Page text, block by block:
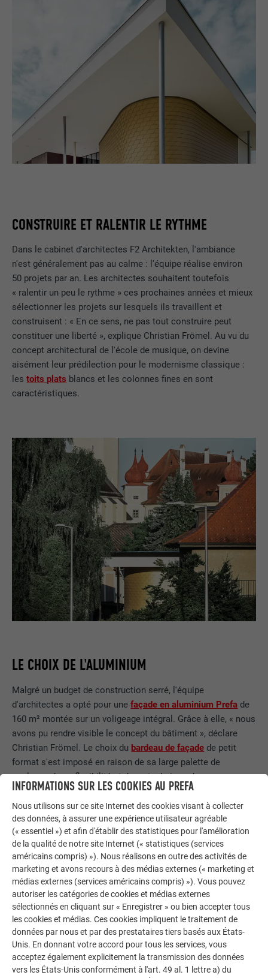
CONSTRUIRE ET RALENTIR LE RYTHME
Dans le cabinet d'architectes F2 Architekten, l'ambiance
n'est généralement pas au calme : l'équipe réalise environ
50 projets par an. Les architectes souhaitent toutefois
« ralentir un peu le rythme » ces prochaines années et mieux
sélectionner les projets sur lesquels ils travaillent et
construisent : « En ce sens, ne pas tout construire peut
constituer une liberté », explique Christian Frömel. Au vu du
concept architectural de l'école de musique, on devine
aisément leur prédilection pour le modernisme classique :
lestoits plats blancs et les colonnes fines en sont
caractéristiques.
LE CHOIX DE L'ALUMINIUM
Malgré un budget de construction serré, l'équipe
d'architectes a opté pour unefaçade en aluminium Prefa de
160 m² montée sur un voligeage intégral. Grâce à elle, « nous
avons pu rendre visible le concept du bâtiment », déclare
Christian Frömel. Le choix du bardeau de façade de petit
format s'est imposé en raison de sa large palette de
couleurs, de sa flexibilité et de sa technique de pose
sophistiquée. L'artisan Rudolf Schmidhofer, qui n'accepte
normalement pas de commande pour des petites surfaces,
ne tarit pas d'éloges surla façon dont les bardeaux ont été
raccordés à la façade en crépi ainsi que sur le montage de la
façade verticale sur le voligeage intégral en forme d'arc.
Dans le cas de l'école de musique régionale de Buchkirchen,
c'est avant tout l'architecture qui l'a séduit : « Plus que la
taille, c'est l'idée architecturale de base et la liberté que
nous laissent les architectes de mettre en œuvre des
solutions spécifiques de manière autonome qui sont
décisives. »
INFORMATIONS SUR LES COOKIES AU PREFA
Nous utilisons sur ce site Internet des cookies visant à collecter
des données, à assurer une expérience utilisateur agréable
(« essentiel ») et afin d'établir des statistiques pour l'amélioration
de la qualité de notre site Internet (« statistiques (services
américains compris) »). Nous réalisons en outre des activités de
marketing et avons recours à des médias externes (« marketing et
médias externes (services américains compris) »). Vous pouvez
autoriser les catégories de cookies et médias externes
sélectionnés en cliquant sur « Enregistrer » ou bien accepter tous
les cookies et médias. Ces cookies impliquent le traitement de
données par nous et par des prestataires tiers basés aux États-
Unis. En donnant votre accord pour tous les services, vous
acceptez également explicitement la transmission des données
vers les États-Unis conformément à l'art. 49 al. 1 lettre a) du